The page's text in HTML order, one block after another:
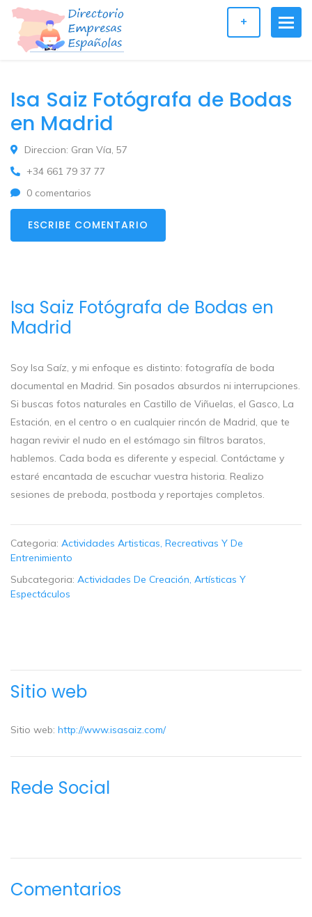
+
Isa Saiz Fotógrafa de Bodas
en Madrid
Direccion: Gran Vía, 57
+34 661 79 37 77
0 comentarios
ESCRIBE COMENTARIO
Isa Saiz Fotógrafa de Bodas en
Madrid
Soy Isa Saíz, y mi enfoque es distinto: fotografía de boda
documental en Madrid. Sin posados absurdos ni interrupciones.
Si buscas fotos naturales en Castillo de Viñuelas, el Gasco, La
Estación, en el centro o en cualquier rincón de Madrid, que te
hagan revivir el nudo en el estómago sin filtros baratos,
hablemos. Cada boda es diferente y especial. Contáctame y
estaré encantada de escuchar vuestra historia. Realizo
sesiones de preboda, postboda y reportajes completos.
Categoria: Actividades Artisticas, Recreativas Y De
Entrenimiento
Subcategoria: Actividades De Creación, Artísticas Y
Espectáculos
Sitio web
Sitio web: http://www.isasaiz.com/
Rede Social
Comentarios